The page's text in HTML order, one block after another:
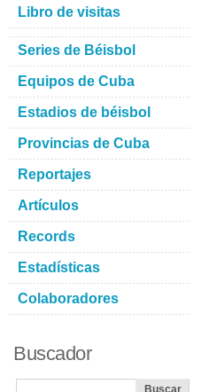
Libro de visitas
Series de Béisbol
Equipos de Cuba
Estadios de béisbol
Provincias de Cuba
Reportajes
Artículos
Records
Estadísticas
Colaboradores
Buscador